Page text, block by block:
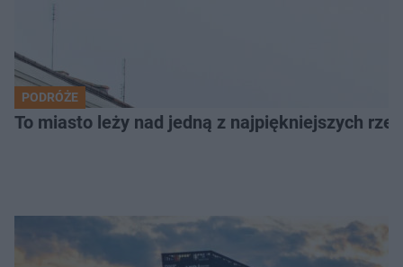
PODRÓŻE
To miasto leży nad jedną z najpiękniejszych